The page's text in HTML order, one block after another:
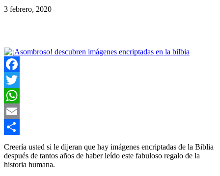
3 febrero, 2020
Facebook
Twitter
WhatsApp
Email
Compartir
Creería usted si le dijeran que hay imágenes encriptadas de la Biblia
después de tantos años de haber leído este fabuloso regalo de la
historia humana.